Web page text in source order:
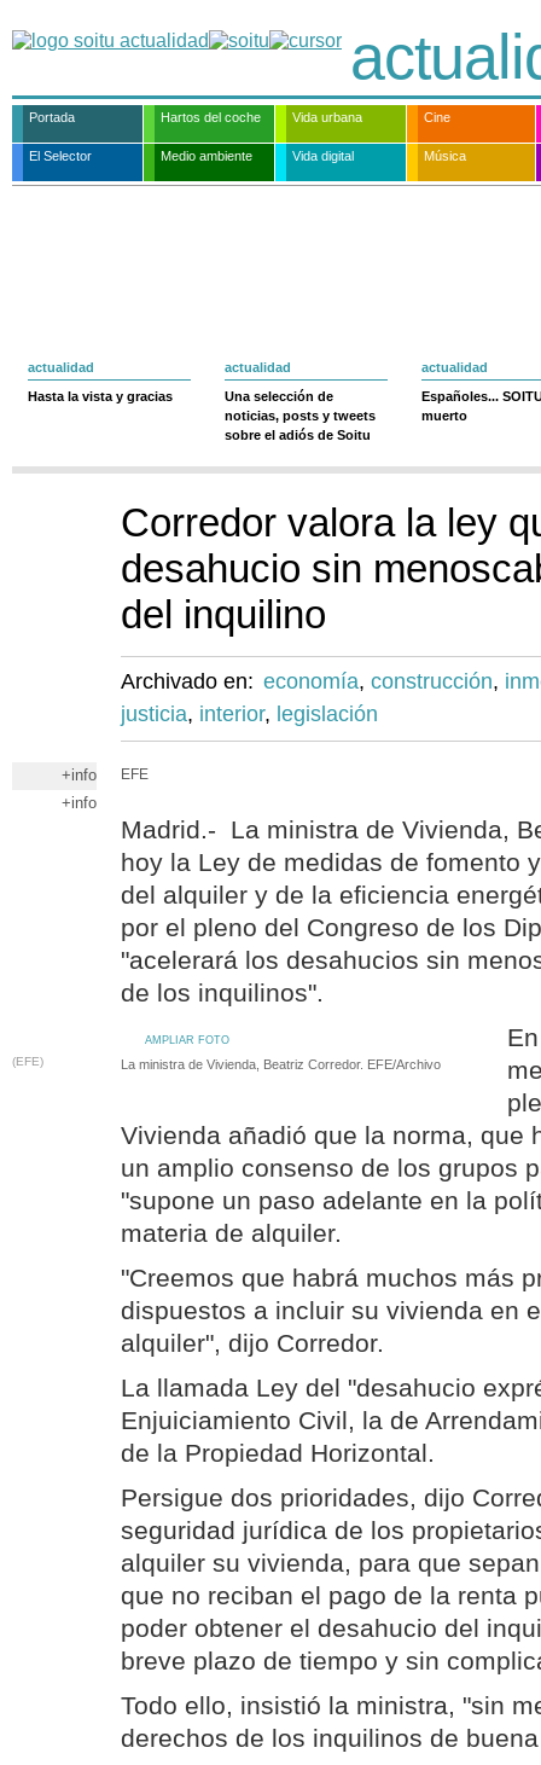
Portada Hartos del coche Vida urbana Cine
El Selector Medio ambiente Vida digital Música
actualidad
Hasta la vista y gracias
actualidad
Una selección de
noticias, posts y tweets
sobre el adiós de Soitu
actualidad
Españoles...
muerto
Corredor valora la ley
desahucio sin
del inquilino
Archivado en: economía, construcción,
justicia, interior, legislación
+info
+info
EFE
Madrid.- La ministra de Vivienda,
hoy la Ley de medidas de fomento
del alquiler y de la eficiencia
por el pleno del Congreso de los
"acelerará los desahucios sin
de los inquilinos".
AMPLIAR FOTO
(EFE) La ministra de Vivienda, Beatriz Corredor. EFE/Archivo
Vivienda añadió que la norma, que
un amplio consenso de los grupos
"supone un paso adelante en la
materia de alquiler.
"Creemos que habrá muchos más
dispuestos a incluir su vivienda en
alquiler", dijo Corredor.
La llamada Ley del "desahucio
Enjuiciamiento Civil, la de
de la Propiedad Horizontal.
Persigue dos prioridades, dijo
seguridad jurídica de los
alquiler su vivienda, para que
que no reciban el pago de la renta
poder obtener el desahucio del
breve plazo de tiempo y sin
Todo ello, insistió la ministra, "sin
derechos de los inquilinos de